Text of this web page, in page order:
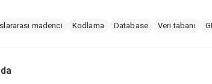
madenci Kodlama Database Veri tabanı